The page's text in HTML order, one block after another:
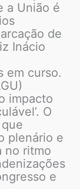
a União é
de
Inácio
em curso.
impacto
O
plenário e
no ritmo
e